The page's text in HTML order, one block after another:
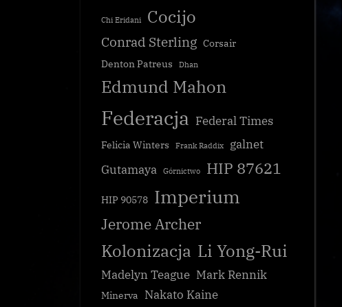
Chi Eridani Cocijo
Conrad Sterling Corsair
Denton Patreus
Dhan
Edmund Mahon
Federacja Federal Times
Felicia Winters Frank Raddix
galnet
Gutamaya
Górnictwo HIP 87621
HIP 90578 Imperium
Jerome Archer
Kolonizacja Li Yong-Rui
Madelyn Teague Mark Rennik
Minerva Nakato Kaine